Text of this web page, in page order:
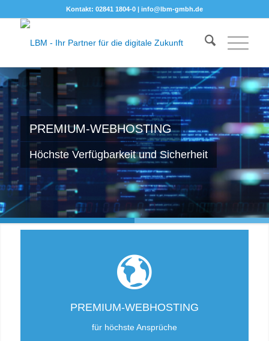
Kontakt: 02841 1804-0 | info@lbm-gmbh.de
PREMIUM-WEBHOSTING
Höchste Verfügbarkeit und Sicherheit
PREMIUM-WEBHOSTING
für höchste Ansprüche